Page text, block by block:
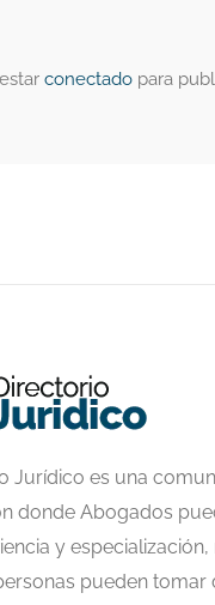
conectado para
Jurídico es una
donde Abogados
y especialización,
pueden tomar